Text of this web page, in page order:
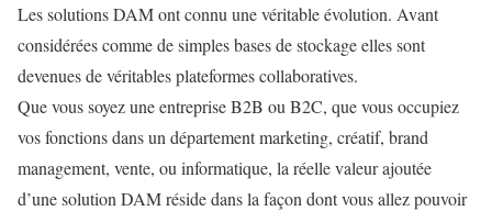
Les solutions DAM ont connu une véritable évolution. Avant
considérées comme de simples bases de stockage elles sont
devenues de véritables plateformes collaboratives.
Que vous soyez une entreprise B2B ou B2C, que vous occupiez
vos fonctions dans un département marketing, créatif, brand
management, vente, ou informatique, la réelle valeur ajoutée
d’une solution DAM réside dans la façon dont vous allez pouvoir